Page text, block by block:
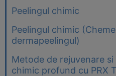
Peelingul chimic
Peelingul chimic
dermapeelingul)
Metode de rejuvenare
chimic profund cu PRX